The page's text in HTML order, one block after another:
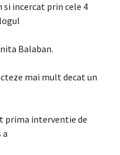
incercat prin cele 4
Balaban.
mai mult decat un
prima interventie de
a